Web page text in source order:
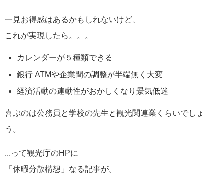
一見お得感はあるかもしれないけど、
これが実現したら。。。
カレンダーが５種類できる
銀行 ATMや企業間の調整が半端無く大変
経済活動の連動性がおかしくなり景気低迷
喜ぶのは公務員と学校の先生と観光関連業くらいでしょ
う。
...って観光庁のHPに
「休暇分散構想」なる記事が。